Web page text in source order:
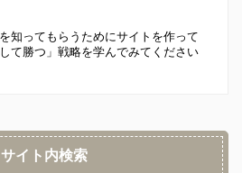
知ってもらうためにサイトを作って
て勝つ」戦略を学んでみてください
サイト内検索